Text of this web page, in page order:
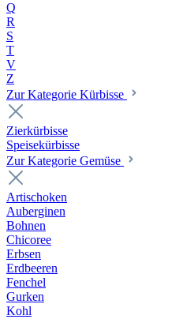
Q
R
S
T
V
Z
Zur Kategorie Kürbisse
Zierkürbisse
Speisekürbisse
Zur Kategorie Gemüse
Artischoken
Auberginen
Bohnen
Chicoree
Erbsen
Erdbeeren
Fenchel
Gurken
Kohl